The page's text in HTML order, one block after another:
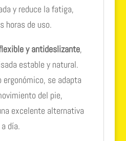
y reduce la fatiga,
horas de uso.
y antideslizante,
estable y natural.
ergonómico, se adapta
del pie,
excelente alternativa
día.